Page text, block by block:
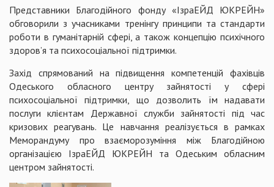
Представники Благодійного фонду «ІзраЕЙД ЮКРЕЙН»
обговорили з учасниками тренінгу принципи та стандарти
роботи в гуманітарній сфері, а також концепцію психічного
здоров’я та психосоціальної підтримки.
Захід спрямований на підвищення компетенцій фахівців
Одеського обласного центру зайнятості у сфері
психосоціальної підтримки, що дозволить їм надавати
послуги клієнтам Державної служби зайнятості під час
кризових реагувань. Це навчання реалізується в рамках
Меморандуму про взаєморозуміння між Благодійною
організацією ІзраЕЙД ЮКРЕЙН та Одеським обласним
центром зайнятості.